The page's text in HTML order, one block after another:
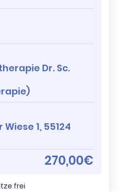
Dr. Sc.
1, 55124
270,00€
frei